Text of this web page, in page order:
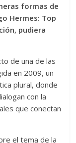
formas de
Hermes: Top
pudiera
de una de las
en 2009, un
plural, donde
con la
que conectan
el tema de la